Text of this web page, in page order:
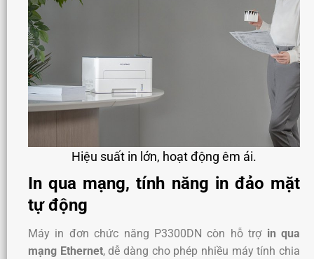
Hiệu suất in lớn, hoạt động êm ái.
In qua mạng, tính năng in đảo mặt
tự động
Máy in đơn chức năng P3300DN còn hỗ trợ in qua
mạng Ethernet, dễ dàng cho phép nhiều máy tính chia